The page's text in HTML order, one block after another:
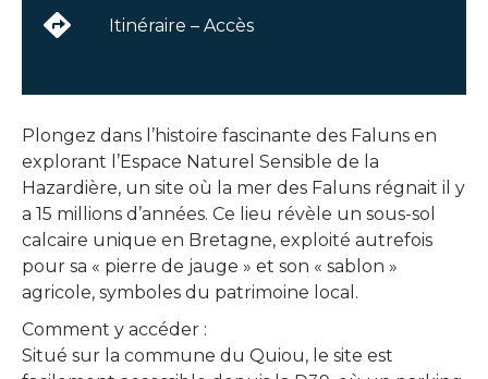
Plongez dans l’histoire fascinante des Faluns en
explorant l’Espace Naturel Sensible de la
Hazardière, un site où la mer des Faluns régnait il y
a 15 millions d’années. Ce lieu révèle un sous-sol
calcaire unique en Bretagne, exploité autrefois
pour sa « pierre de jauge » et son « sablon »
agricole, symboles du patrimoine local.
Comment y accéder :
Situé sur la commune du Quiou, le site est
Itinéraire – Accès